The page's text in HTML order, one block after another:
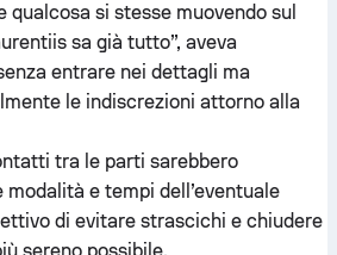
qualcosa si stesse muovendo sul
sa già tutto”, aveva
entrare nei dettagli ma
le indiscrezioni attorno alla
tra le parti sarebbero
e tempi dell’eventuale
di evitare strascichi e chiudere